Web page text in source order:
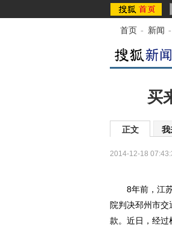
首页 - 新闻 -
买
正文 我
2014-12-18
8年前，江苏
院判决邳州市
款。近日，经过